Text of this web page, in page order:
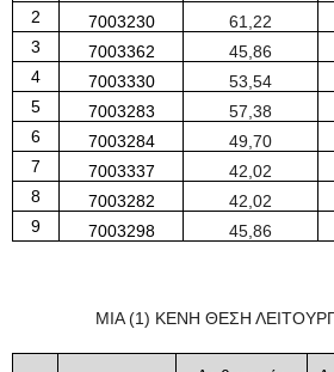
2
7003230 61 22
3
7003362 45 86
4
7003330 53 54
5
7003283 57 38
6
7003284 49 70
7
7003337 42 02
8
7003282 42 02
9
7003298 45 86
ΜΙΑ (1) ΚΕΝΗ ΘΕΣΗ